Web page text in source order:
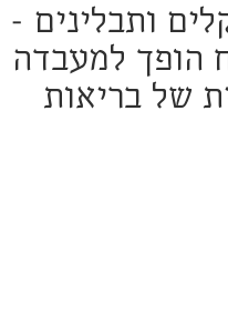
ותבלינים -
הופך למעבדה
של בריאות